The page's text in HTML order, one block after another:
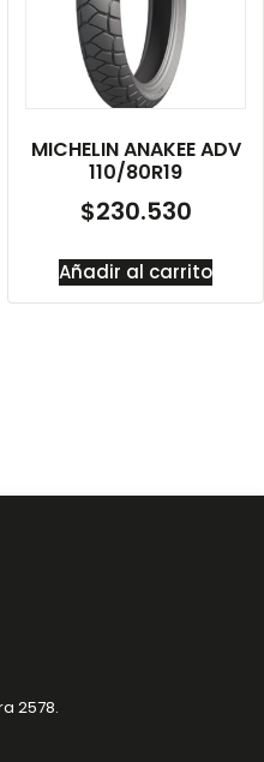
MICHELIN ANAKEE ADV
110/80R19
$230.530
Añadir al carrito
2578.